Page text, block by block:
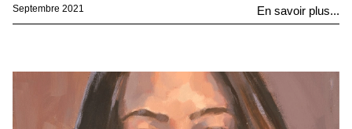
Septembre 2021 En savoir plus...